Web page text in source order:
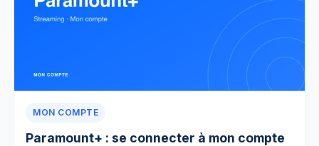
MON COMPTE
Paramount+ : se connecter à mon compte